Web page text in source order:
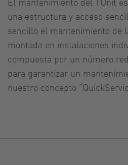
una estructura y acceso
sencillo el mantenimiento de
montada en instalaciones
compuesta por un número
para garantizar un
nuestro concepto